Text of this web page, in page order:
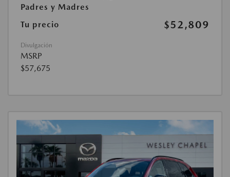
Padres y Madres
Tu precio $52,809
Divulgación
MSRP
$57,675